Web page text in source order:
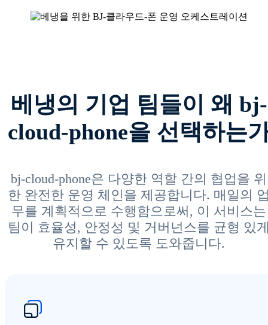
베냉의 기업 팀들이 왜 bj-
cloud-phone을 선택하는
bj-cloud-phone은 다양한 역할 간의 협업을 위
한 완전한 운영 체인을 제공합니다. 매일의
무를 계획적으로 수행함으로써, 이 서비스는
팀이 효율성, 안정성 및 거버넌스를 균형 있
유지할 수 있도록 도와줍니다.